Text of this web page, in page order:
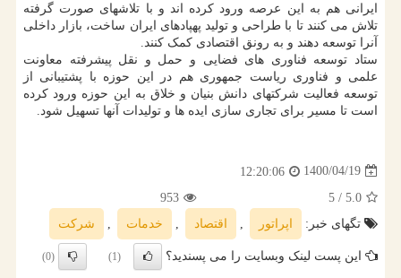
ایرانی هم به این عرصه ورود کرده اند و با تلاشهای صورت گرفته
تلاش می کنند تا با طراحی و تولید پهپادهای ایران ساخت، بازار داخلی
آنرا توسعه دهند و به رونق اقتصادی کمک کنند.
ستاد توسعه فناوری های فضایی و حمل و نقل پیشرفته معاونت
علمی و فناوری ریاست جمهوری هم در این حوزه با پشتیبانی از
توسعه فعالیت شرکتهای دانش بنیان و خلاق به این حوزه ورود کرده
است تا مسیر برای تجاری سازی ایده ها و تولیدات آنها تسهیل شود.
1400/04/19
12:20:06
5.0
/ 5
953
تگهای خبر:
اپراتور اقتصاد خدمات شركت
این پست لینک وبسایت را می پسندید؟ (1)
(0)